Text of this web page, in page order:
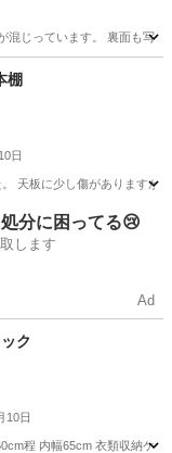
じっています。 裏面も写
棚
日
天板に少し傷があります
分に困ってる😢
します
Ad
ク
10日
程 内幅65cm 衣類収納ケ